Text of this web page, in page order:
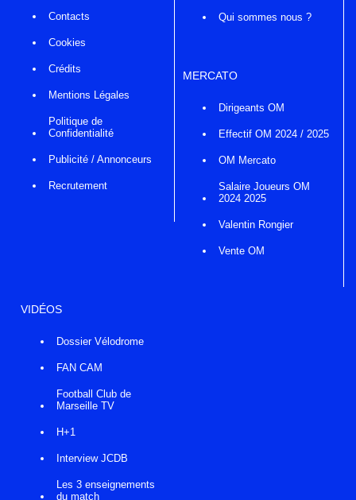
Contacts
Cookies
Crédits
Mentions Légales
Politique de
Confidentialité
Publicité / Annonceurs
Recrutement
Qui sommes nous ?
MERCATO
Dirigeants OM
Effectif OM 2024 / 2025
OM Mercato
Salaire Joueurs OM
2024 2025
Valentin Rongier
Vente OM
VIDÉOS
Dossier Vélodrome
FAN CAM
Football Club de
Marseille TV
H+1
Interview JCDB
Les 3 enseignements
du match